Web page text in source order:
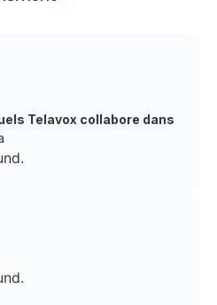
Telavox collabore dans